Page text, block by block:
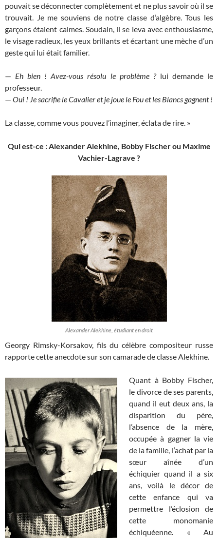
pouvait se déconnecter complètement et ne plus savoir où il se
trouvait. Je me souviens de notre classe d’algèbre. Tous les
garçons étaient calmes. Soudain, il se leva avec enthousiasme,
le visage radieux, les yeux brillants et écartant une mèche d’un
geste qui lui était familier.
— Eh bien ! Avez-vous résolu le problème ?lui demande le
professeur.
— Oui ! Je sacrifie le Cavalier et je joue le Fou et les Blancs gagnent !
La classe, comme vous pouvez l’imaginer, éclata de rire. »
Qui est-ce : Alexander Alekhine, Bobby Fischer ou Maxime
Vachier-Lagrave ?
Alexander Alekhine, étudiant en droit
Georgy Rimsky-Korsakov, fils du célèbre compositeur russe
rapporte cette anecdote sur son camarade de classe Alekhine.
Quant à Bobby Fischer,
le divorce de ses parents,
quand il eut deux ans, la
disparition du père,
l’absence de la mère,
occupée à gagner la vie
de la famille, l’achat par la
sœur aînée d’un
échiquier quand il a six
ans, voilà le décor de
cette enfance qui va
permettre l’éclosion de
cette monomanie
échiquéenne. « Au